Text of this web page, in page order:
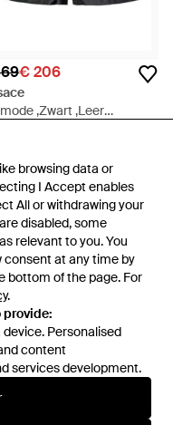
browsing data or
I Accept enables
All or withdrawing your
disabled, some
relevant to you. You
at any time by
bottom of the page. For
.
provide:
Personalised
content
services development.
browsing data or
I Accept enables
All or withdrawing your
disabled, some
relevant to you. You
at any time by
bottom of the page. For
.
provide:
Personalised
content
services development.
€ 206
,Zwart ,Leer